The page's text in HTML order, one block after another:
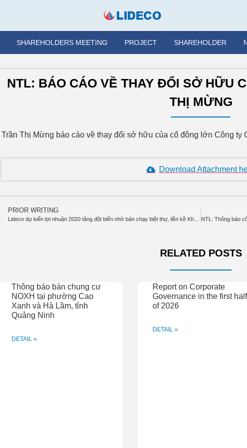
SHAREHOLDERS MEETING PROJECT SHAREHOLDER
NTL: BÁO CÁO VỀ THAY ĐỔI SỞ HỮU
THỊ MỪNG
Trần Thị Mừng báo cáo về thay đổi sở hữu của cổ đông lớn Công
Download Attachment
PRIOR WRITING
RELATED POSTS
Thông báo bán chung cư
NOXH tại phường Cao
Xanh và Hà Lầm, tỉnh
Quảng Ninh
DETAIL »
Report on Corporate
Governance in the first half
of 2026
DETAIL »